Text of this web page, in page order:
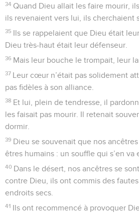
34 Quand Dieu allait les faire mourir,
ils revenaient vers lui, ils cherchaient
35 Ils se rappelaient que Dieu était
Dieu très-haut était leur défenseur.
36 Mais leur bouche le trompait, leur
37 Leur cœur n’était pas solidement
pas fidèles à son alliance.
38 Et lui, plein de tendresse, il
les faisait pas mourir. Il retenait
dormir.
39 Dieu se souvenait que nos
êtres humains : un souffle qui s’en va
40 Dans le désert, nos ancêtres se
contre Dieu, ils ont commis des
endroits secs.
41 Ils ont recommencé à provoquer